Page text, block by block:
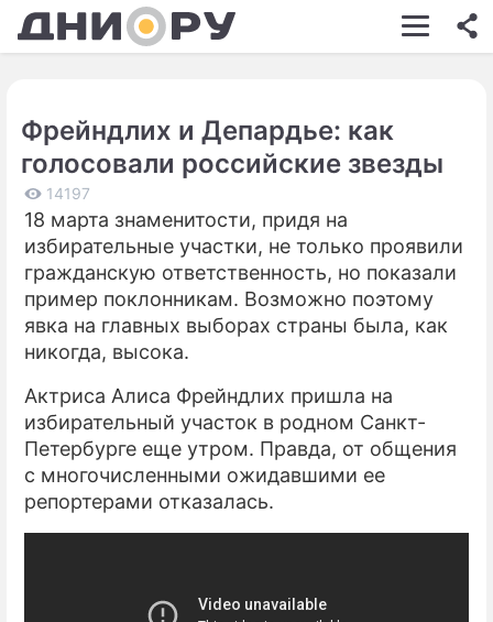
ШОУ-БИЗНЕС
КИНО
НЕДВИЖИМОСТЬ
ЗДОРОВЬЕ
ЭКОНОМИКА
ПРОИСШЕСТВИЯ
СТИЛЬ ЖИЗНИ
СЕРИАЛЫ
ПРЕСС-РЕЛИЗЫ
Фрейндлих и Депардье: как
голосовали российские звезды
14197
18 марта знаменитости, придя на
избирательные участки, не только проявили
гражданскую ответственность, но показали
пример поклонникам. Возможно поэтому
явка на главных выборах страны была, как
никогда, высока.
Актриса Алиса Фрейндлих пришла на
избирательный участок в родном Санкт-
Петербурге еще утром. Правда, от общения
с многочисленными ожидавшими ее
репортерами отказалась.